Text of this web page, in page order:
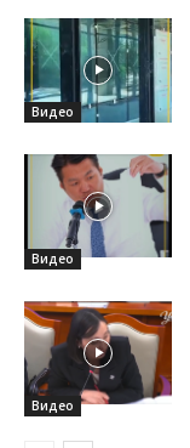
Видео
Видео
Видео